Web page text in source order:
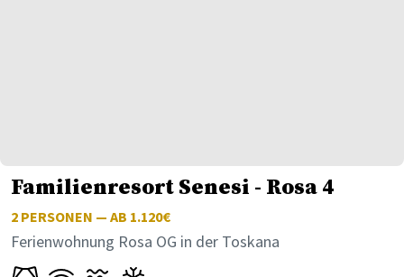
Familienresort Senesi - Rosa 4
2 PERSONEN — AB 1.120€
Ferienwohnung Rosa OG in der Toskana